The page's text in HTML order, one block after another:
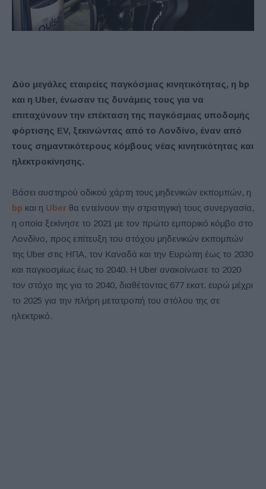
Δύο μεγάλες εταιρείες παγκόσμιας κινητικότητας, η bp
και η Uber, ένωσαν τις δυνάμεις τους για να
επιταχύνουν την επέκταση της παγκόσμιας υποδομής
φόρτισης EV, ξεκινώντας από το Λονδίνο, έναν από
τους σημαντικότερους κόμβους νέας κινητικότητας και
ηλεκτροκίνησης.
Βάσει αυστηρού οδικού χάρτη τους μηδενικών εκπομπών, η
bp και η Uber θα εντείνουν την στρατηγική τους συνεργασία,
η οποία ξεκίνησε το 2021 με τον πρώτο εμπορικό κόμβο στο
Λονδίνο, προς επίτευξη του στόχου μηδενικών εκπομπών
της Uber στις ΗΠΑ, τον Καναδά και την Ευρώπη έως το 2030
και παγκοσμίως έως το 2040. Η Uber ανακοίνωσε το 2020
τον στόχο της για το 2040, διαθέτοντας 677 εκατ. ευρώ μέχρι
το 2025 για την πλήρη μετατροπή του στόλου της σε
ηλεκτρικό.